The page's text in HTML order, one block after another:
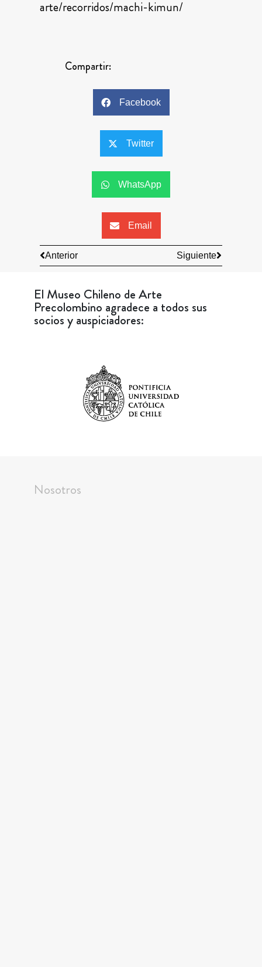
arte/recorridos/machi-kimun/
Compartir:
Facebook
Twitter
WhatsApp
Email
Anterior Siguiente
El Museo Chileno de Arte
Precolombino agradece a todos sus
socios y auspiciadores:
Nosotros